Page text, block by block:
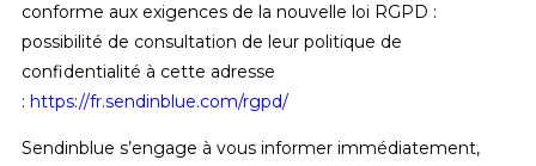
conforme aux exigences de la nouvelle loi RGPD :
possibilité de consultation de leur politique de
confidentialité à cette adresse
: https://fr.sendinblue.com/rgpd/
Sendinblue s’engage à vous informer immédiatement,